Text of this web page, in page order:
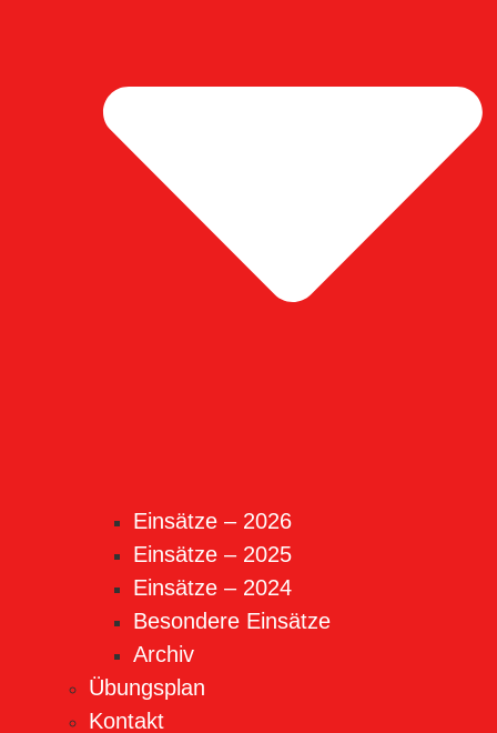
Einsätze – 2026
Einsätze – 2025
Einsätze – 2024
Besondere Einsätze
Archiv
Übungsplan
Kontakt